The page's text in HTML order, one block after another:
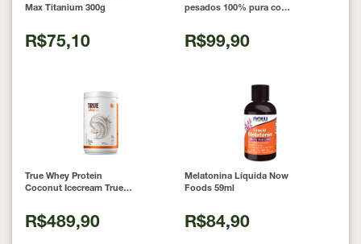
Max Titanium 300g
R$75,10
pesados 100% pura com
Nutrition
R$99,90
True Whey Protein
Coconut Icecream True
R$489,90
Melatonina Líquida Now
Foods 59ml
R$84,90